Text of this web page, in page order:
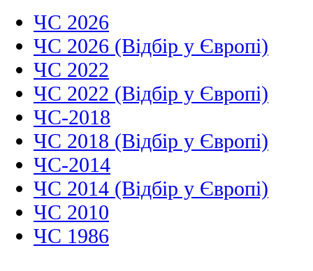
ЧС 2026
ЧС 2026 (Відбір у Європі)
ЧС 2022
ЧС 2022 (Відбір у Європі)
ЧС-2018
ЧС 2018 (Відбір у Європі)
ЧС-2014
ЧС 2014 (Відбір у Європі)
ЧС 2010
ЧС 1986